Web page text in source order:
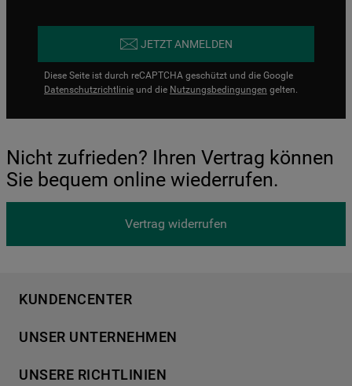
JETZT ANMELDEN
Diese Seite ist durch reCAPTCHA geschützt und die Google
Datenschutzrichtlinie und die Nutzungsbedingungen gelten.
Nicht zufrieden? Ihren Vertrag können
Sie bequem online wiederrufen.
Vertrag widerrufen
KUNDENCENTER
Händlersuche
Häufige Fragen
UNSER UNTERNEHMEN
Für Händler
UNSERE RICHTLINIEN